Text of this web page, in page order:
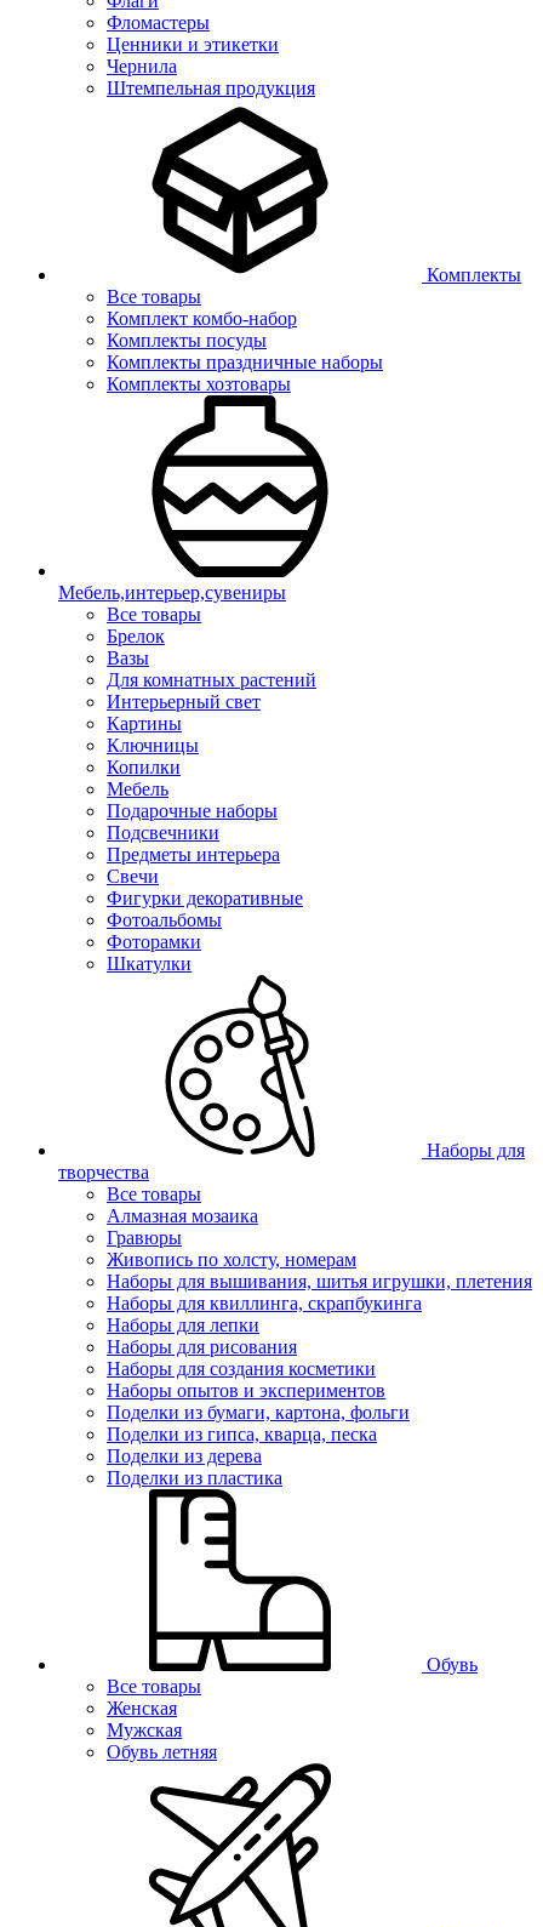
Фломастеры
Ценники и этикетки
Чернила
Штемпельная продукция
Комплекты
Все товары
Комплект комбо-набор
Комплекты посуды
Комплекты праздничные наборы
Комплекты хозтовары
Мебель,интерьер,сувениры
Все товары
Брелок
Вазы
Для комнатных растений
Интерьерный свет
Картины
Ключницы
Копилки
Мебель
Подарочные наборы
Подсвечники
Предметы интерьера
Свечи
Фигурки декоративные
Фотоальбомы
Фоторамки
Шкатулки
Наборы для
творчества
Все товары
Алмазная мозаика
Гравюры
Живопись по холсту, номерам
Наборы для вышивания, шитья игрушки, плетения
Наборы для квиллинга, скрапбукинга
Наборы для лепки
Наборы для рисования
Наборы для создания косметики
Наборы опытов и экспериментов
Поделки из бумаги, картона, фольги
Поделки из гипса, кварца, песка
Поделки из дерева
Поделки из пластика
Обувь
Все товары
Женская
Мужская
Обувь летняя